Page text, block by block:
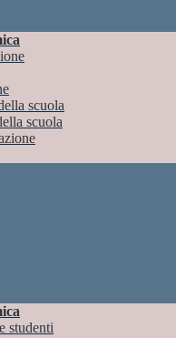
scuola
scuola
studenti